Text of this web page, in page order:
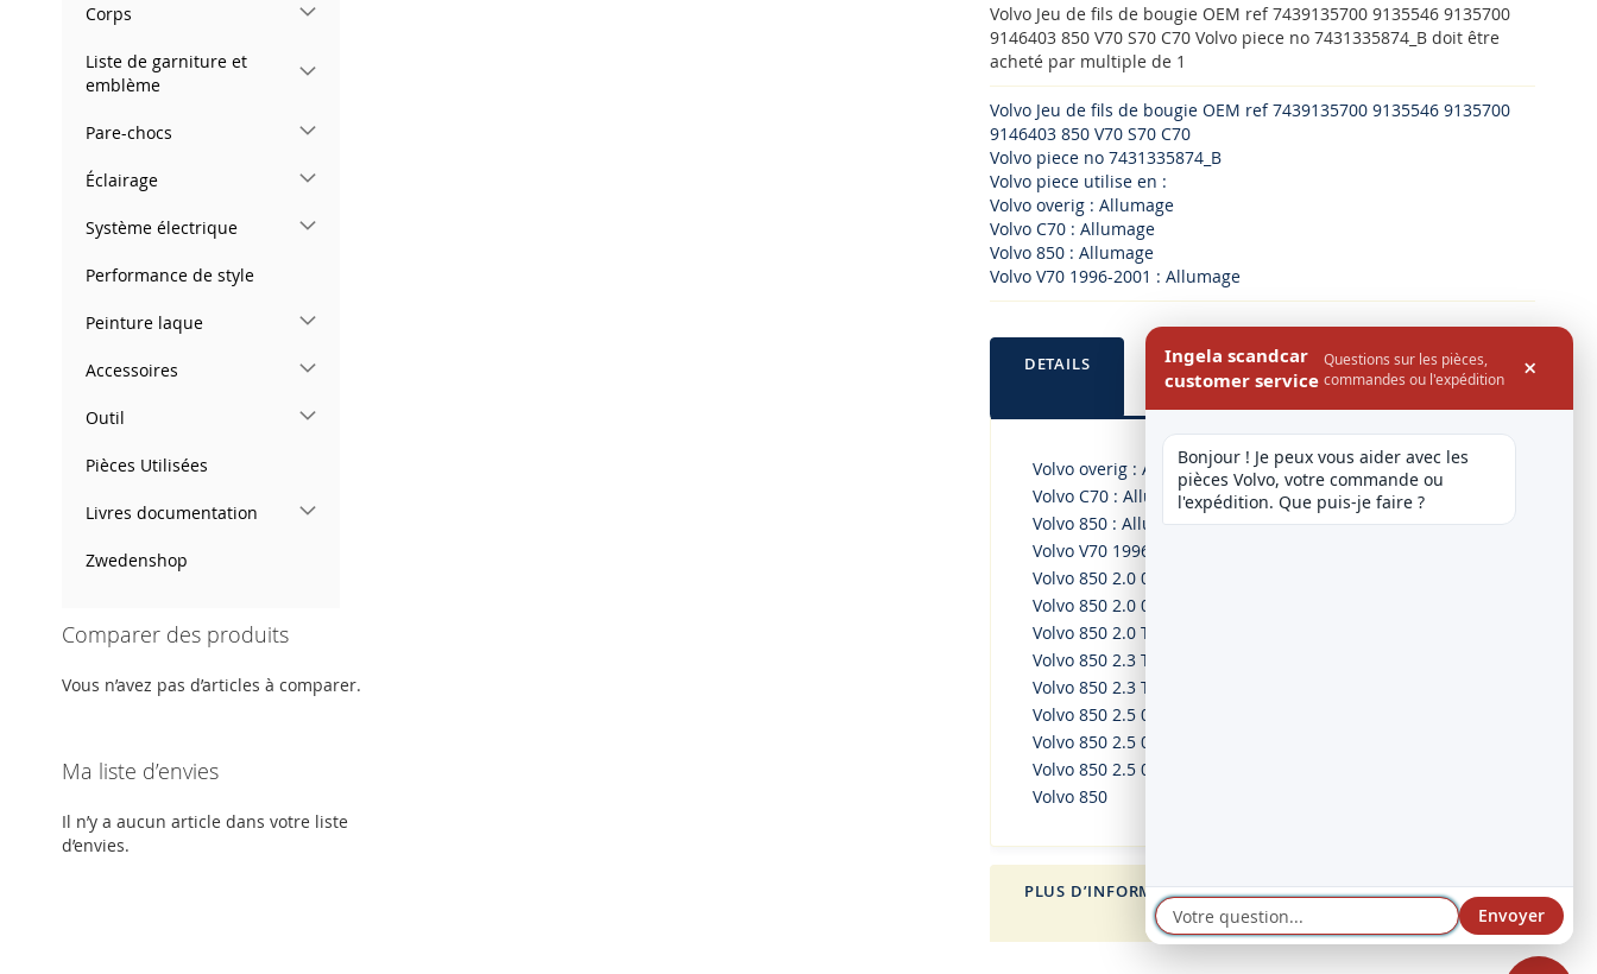
Volvo Jeu de fils de bougie OEM ref 7439135700 9135546 9135700
9146403 850 V70 S70 C70 Volvo piece no 7431335874_B doit être
acheté par multiple de 1
Volvo Jeu de fils de bougie OEM ref 7439135700 9135546 9135700
9146403 850 V70 S70 C70
Volvo piece no 7431335874_B
Volvo piece utilise en :
Volvo overig : Allumage
Volvo C70 : Allumage
Volvo 850 : Allumage
Volvo V70 1996-2001 : Allumage
DETAILS
Volvo overig : Allumage
Volvo C70 : Allumage
Volvo 850 : Allumage
Volvo V70 1996-2001 : Allumage
Volvo 850 2.0 06.91-12.96
Volvo 850 2.0 08.94-12.96
Volvo 850 2.0 Turbo 08.93-12.96
Volvo 850 2.3 T5 08.93-07.96
Volvo 850 2.3 T5-r 08.95-12.96
Volvo 850 2.5 06.91-07.94
Volvo 850 2.5 08.91-01.97
Volvo 850 2.5 08.94-01.97
Volvo 850
PLUS D’INFORMATION FOR VOLVO
Corps
Liste de garniture et
emblème
Pare-chocs
Éclairage
Système électrique
Performance de style
Peinture laque
Accessoires
Outil
Pièces Utilisées
Livres documentation
Zwedenshop
Comparer des produits
Vous n’avez pas d’articles à comparer.
Ma liste d’envies
Il n’y a aucun article dans votre liste
d’envies.
Ingela scandcar
customer service
Questions sur les pièces,
commandes ou l'expédition
×
Bonjour ! Je peux vous aider avec les
pièces Volvo, votre commande ou
l'expédition. Que puis-je faire ?
Envoyer